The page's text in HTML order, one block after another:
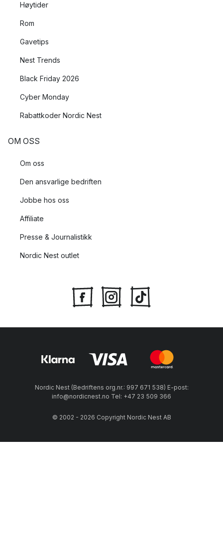
Høytider
Rom
Gavetips
Nest Trends
Black Friday 2026
Cyber Monday
Rabattkoder Nordic Nest
OM OSS
Om oss
Den ansvarlige bedriften
Jobbe hos oss
Affiliate
Presse & Journalistikk
Nordic Nest outlet
Nordic Nest (Bedriftens org.nr.: 997 671 538) E-post:
info@nordicnest.no Tel: +47 23 509 366
© 2002 - 2026 Copyright Nordic Nest AB